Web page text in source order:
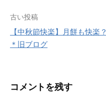
投
稿
古い投稿
【中秋節快楽】月餅も快楽？
＊旧ブログ
コメントを残す